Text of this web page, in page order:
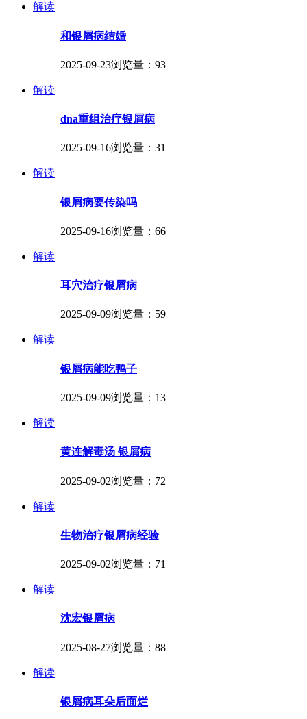
解读
和银屑病结婚
2025-09-23浏览量：93
解读
dna重组治疗银屑病
2025-09-16浏览量：31
解读
银屑病要传染吗
2025-09-16浏览量：66
解读
耳穴治疗银屑病
2025-09-09浏览量：59
解读
银屑病能吃鸭子
2025-09-09浏览量：13
解读
黄连解毒汤 银屑病
2025-09-02浏览量：72
解读
生物治疗银屑病经验
2025-09-02浏览量：71
解读
沈宏银屑病
2025-08-27浏览量：88
解读
银屑病耳朵后面烂